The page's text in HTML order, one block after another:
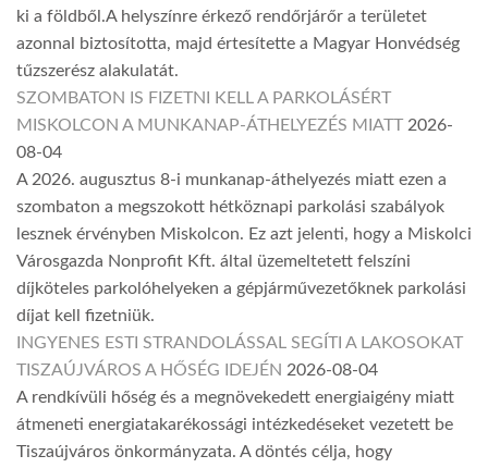
ki a földből.A helyszínre érkező rendőrjárőr a területet
azonnal biztosította, majd értesítette a Magyar Honvédség
tűzszerész alakulatát.
SZOMBATON IS FIZETNI KELL A PARKOLÁSÉRT
MISKOLCON A MUNKANAP-ÁTHELYEZÉS MIATT 2026-
08-04
A 2026. augusztus 8-i munkanap-áthelyezés miatt ezen a
szombaton a megszokott hétköznapi parkolási szabályok
lesznek érvényben Miskolcon. Ez azt jelenti, hogy a Miskolci
Városgazda Nonprofit Kft. által üzemeltetett felszíni
díjköteles parkolóhelyeken a gépjárművezetőknek parkolási
díjat kell fizetniük.
INGYENES ESTI STRANDOLÁSSAL SEGÍTI A LAKOSOKAT
TISZAÚJVÁROS A HŐSÉG IDEJÉN 2026-08-04
A rendkívüli hőség és a megnövekedett energiaigény miatt
átmeneti energiatakarékossági intézkedéseket vezetett be
Tiszaújváros önkormányzata. A döntés célja, hogy